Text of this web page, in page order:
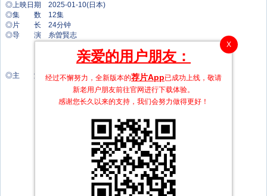
◎上映日期 2025-01-10(日本)
◎集 数 12集
◎片 长 24分钟
◎导 演 糸曽賢志
山根裕二郎
◎主 演 花守由美里
和气杏未
小市真琴
丰崎爱生
X
亲爱的用户朋友：
经过不懈努力，全新版本的荐片App已成功上线，敬请
新老用户朋友前往官网进行下载体验。
感谢您长久以来的支持，我们会努力做得更好！